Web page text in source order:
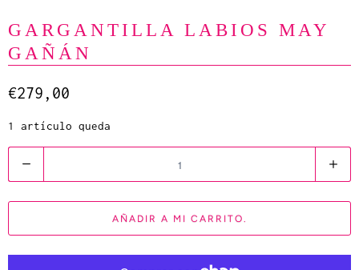
GARGANTILLA LABIOS MAY
GAÑÁN
€279,00
1 artículo queda
a
n
AÑADIR A MI CARRITO.